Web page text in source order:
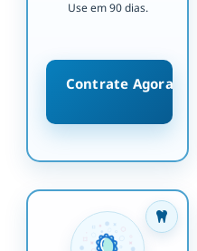
Use em 90 dias.
Contrate Agora